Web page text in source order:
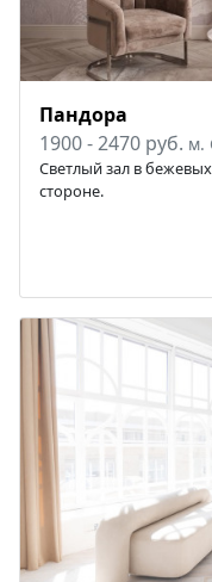
Пандора
1900 - 2470 руб. м.
Светлый зал в
стороне.